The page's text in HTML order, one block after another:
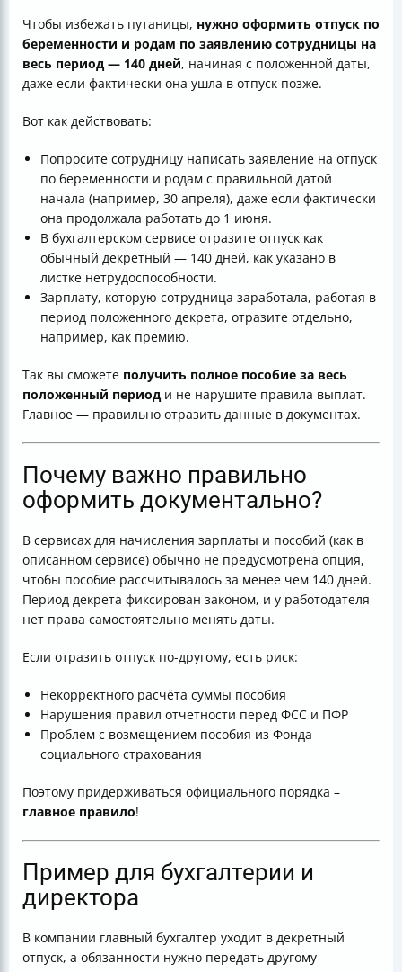
Чтобы избежать путаницы, нужно оформить отпуск по
беременности и родам по заявлению сотрудницы на
весь период — 140 дней, начиная с положенной даты,
даже если фактически она ушла в отпуск позже.
Вот как действовать:
Попросите сотрудницу написать заявление на отпуск
по беременности и родам с правильной датой
начала (например, 30 апреля), даже если фактически
она продолжала работать до 1 июня.
В бухгалтерском сервисе отразите отпуск как
обычный декретный — 140 дней, как указано в
листке нетрудоспособности.
Зарплату, которую сотрудница заработала, работая в
период положенного декрета, отразите отдельно,
например, как премию.
Так вы сможете получить полное пособие за весь
положенный период и не нарушите правила выплат.
Главное — правильно отразить данные в документах.
Почему важно правильно
оформить документально?
В сервисах для начисления зарплаты и пособий (как в
описанном сервисе) обычно не предусмотрена опция,
чтобы пособие рассчитывалось за менее чем 140 дней.
Период декрета фиксирован законом, и у работодателя
нет права самостоятельно менять даты.
Если отразить отпуск по-другому, есть риск:
Некорректного расчёта суммы пособия
Нарушения правил отчетности перед ФСС и ПФР
Проблем с возмещением пособия из Фонда
социального страхования
Поэтому придерживаться официального порядка –
главное правило!
Пример для бухгалтерии и
директора
В компании главный бухгалтер уходит в декретный
отпуск, а обязанности нужно передать другому